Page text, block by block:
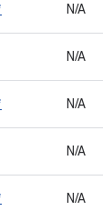
N/A
N/A
N/A
N/A
N/A